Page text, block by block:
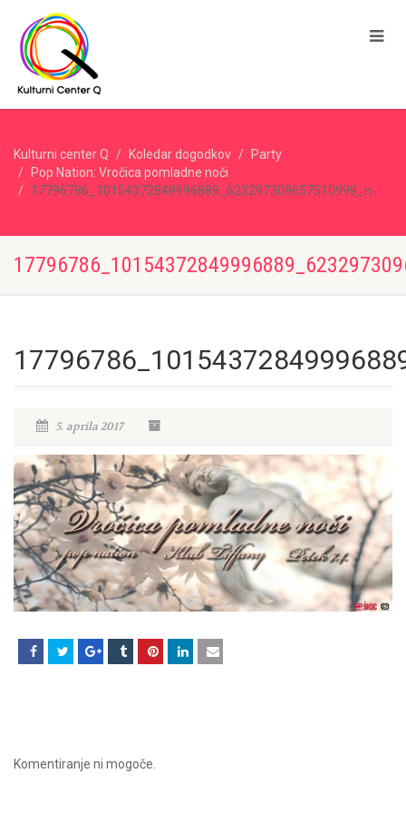
Kulturni center Q Koledar dogodkov
Party
Pop Nation: Vročica pomladne noči
17796786_10154372849996889_623297309657510999_n
5. aprila 2017
Komentiranje ni mogoče.